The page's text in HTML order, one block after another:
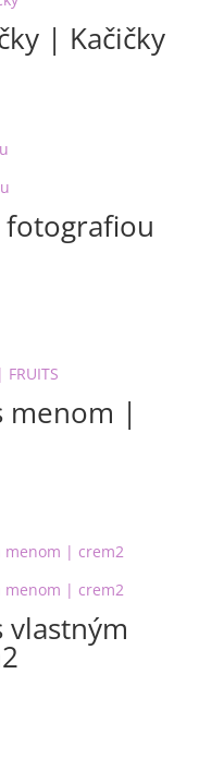
| Kačičky
fotografiou
menom |
vlastným